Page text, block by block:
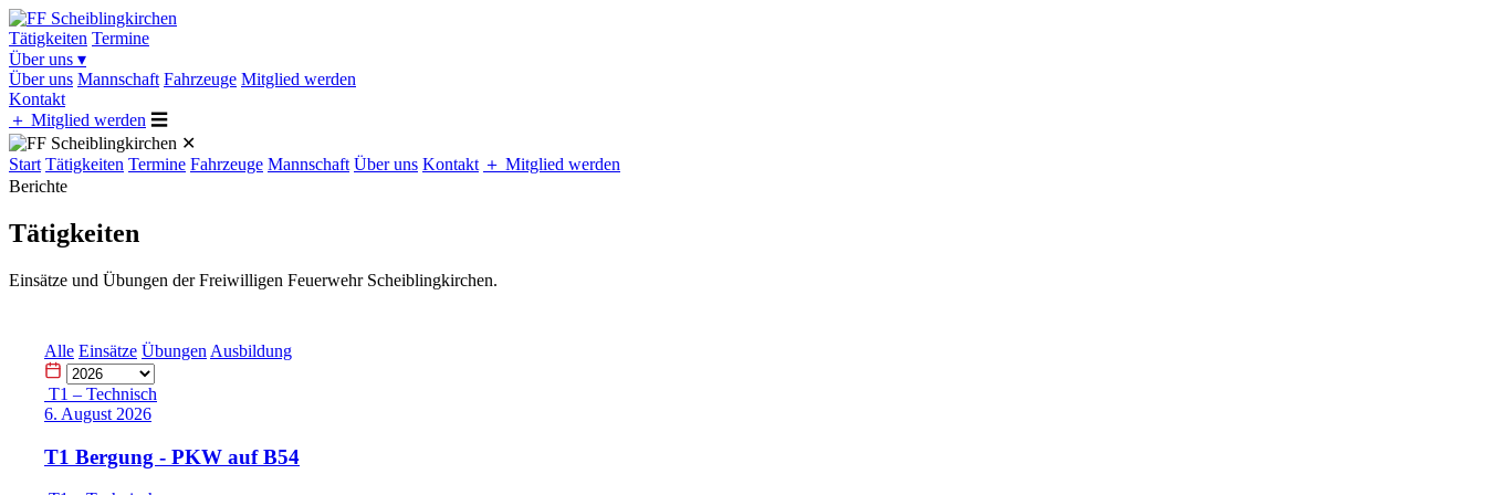
Tätigkeiten Termine
Über uns ▾
Über uns Mannschaft Fahrzeuge Mitglied werden
Kontakt
＋ Mitglied werden ☰
✕
Start Tätigkeiten Termine Fahrzeuge Mannschaft Über uns Kontakt ＋ Mitglied werden
Berichte
Tätigkeiten
Einsätze und Übungen der Freiwilligen Feuerwehr Scheiblingkirchen.
Alle Einsätze Übungen Ausbildung
T1 – Technisch
6. August 2026
T1 Bergung - PKW auf B54